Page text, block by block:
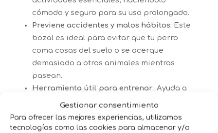
Gestionar consentimiento
Para ofrecer las mejores experiencias, utilizamos
tecnologías como las cookies para almacenar y/o
cómodo y seguro para su uso prolongado.
Previene accidentes y malos hábitos: Este
bozal es ideal para evitar que tu perro
coma cosas del suelo o se acerque
demasiado a otros animales mientras
pasean.
Herramienta útil para entrenar: Ayuda a
corregir comportamientos indeseados de
manera segura y sin causar incomodidad
a tu mascota.